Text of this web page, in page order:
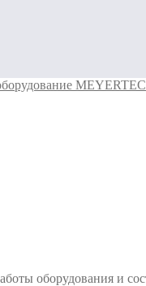
MEYERTEC
оборудования и